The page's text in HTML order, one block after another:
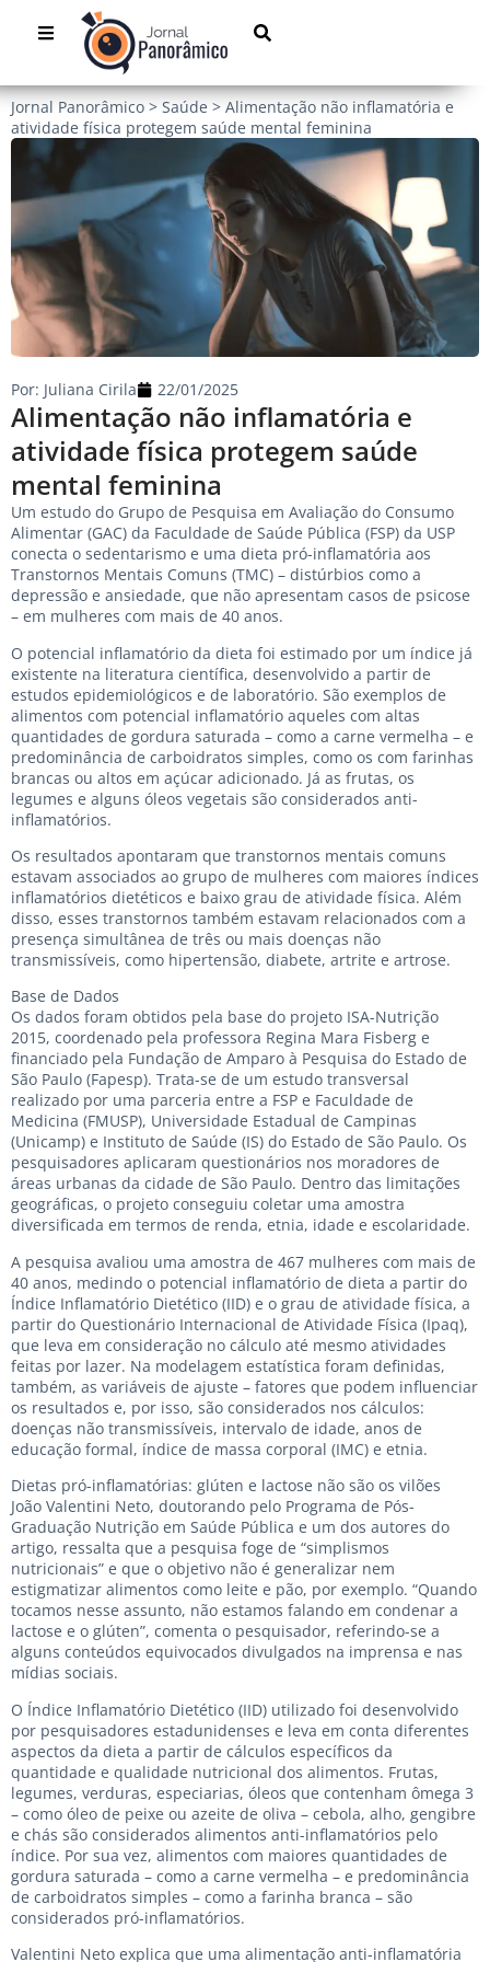
Jornal Panorâmico > Saúde > Alimentação não inflamatória e
atividade física protegem saúde mental feminina
Alimentação não inflamatória e
atividade física protegem saúde
mental feminina
Por: Juliana Cirila 22/01/2025
Um estudo do Grupo de Pesquisa em Avaliação do Consumo
Alimentar (GAC) da Faculdade de Saúde Pública (FSP) da USP
conecta o sedentarismo e uma dieta pró-inflamatória aos
Transtornos Mentais Comuns (TMC) – distúrbios como a
depressão e ansiedade, que não apresentam casos de psicose
– em mulheres com mais de 40 anos.
O potencial inflamatório da dieta foi estimado por um índice já
existente na literatura científica, desenvolvido a partir de
estudos epidemiológicos e de laboratório. São exemplos de
alimentos com potencial inflamatório aqueles com altas
quantidades de gordura saturada – como a carne vermelha – e
predominância de carboidratos simples, como os com farinhas
brancas ou altos em açúcar adicionado. Já as frutas, os
legumes e alguns óleos vegetais são considerados anti-
inflamatórios.
Os resultados apontaram que transtornos mentais comuns
estavam associados ao grupo de mulheres com maiores índices
inflamatórios dietéticos e baixo grau de atividade física. Além
disso, esses transtornos também estavam relacionados com a
presença simultânea de três ou mais doenças não
transmissíveis, como hipertensão, diabete, artrite e artrose.
Base de Dados
Os dados foram obtidos pela base do projeto ISA-Nutrição
2015, coordenado pela professora Regina Mara Fisberg e
financiado pela Fundação de Amparo à Pesquisa do Estado de
São Paulo (Fapesp). Trata-se de um estudo transversal
realizado por uma parceria entre a FSP e Faculdade de
Medicina (FMUSP), Universidade Estadual de Campinas
(Unicamp) e Instituto de Saúde (IS) do Estado de São Paulo. Os
pesquisadores aplicaram questionários nos moradores de
áreas urbanas da cidade de São Paulo. Dentro das limitações
geográficas, o projeto conseguiu coletar uma amostra
diversificada em termos de renda, etnia, idade e escolaridade.
A pesquisa avaliou uma amostra de 467 mulheres com mais de
40 anos, medindo o potencial inflamatório de dieta a partir do
Índice Inflamatório Dietético (IID) e o grau de atividade física, a
partir do Questionário Internacional de Atividade Física (Ipaq),
que leva em consideração no cálculo até mesmo atividades
feitas por lazer. Na modelagem estatística foram definidas,
também, as variáveis de ajuste – fatores que podem influenciar
os resultados e, por isso, são considerados nos cálculos:
doenças não transmissíveis, intervalo de idade, anos de
educação formal, índice de massa corporal (IMC) e etnia.
Dietas pró-inflamatórias: glúten e lactose não são os vilões
João Valentini Neto, doutorando pelo Programa de Pós-
Graduação Nutrição em Saúde Pública e um dos autores do
artigo, ressalta que a pesquisa foge de “simplismos
nutricionais” e que o objetivo não é generalizar nem
estigmatizar alimentos como leite e pão, por exemplo. “Quando
tocamos nesse assunto, não estamos falando em condenar a
lactose e o glúten”, comenta o pesquisador, referindo-se a
alguns conteúdos equivocados divulgados na imprensa e nas
mídias sociais.
O Índice Inflamatório Dietético (IID) utilizado foi desenvolvido
por pesquisadores estadunidenses e leva em conta diferentes
aspectos da dieta a partir de cálculos específicos da
quantidade e qualidade nutricional dos alimentos. Frutas,
legumes, verduras, especiarias, óleos que contenham ômega 3
– como óleo de peixe ou azeite de oliva – cebola, alho, gengibre
e chás são considerados alimentos anti-inflamatórios pelo
índice. Por sua vez, alimentos com maiores quantidades de
gordura saturada – como a carne vermelha – e predominância
de carboidratos simples – como a farinha branca – são
considerados pró-inflamatórios.
Valentini Neto explica que uma alimentação anti-inflamatória